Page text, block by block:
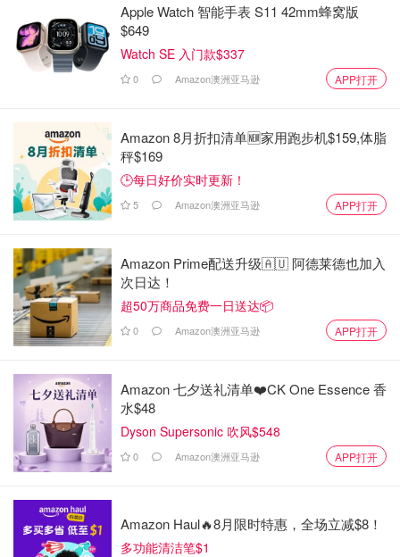
Apple Watch 智能手表 S11 42mm蜂窝版
$649
Watch SE 入门款$337
0 Amazon澳洲亚马逊 APP打开
Amazon 8月折扣清单🆕家用跑步机$159,体脂
秤$169
🕒每日好价实时更新！
5 Amazon澳洲亚马逊 APP打开
Amazon Prime配送升级🇦🇺 阿德莱德也加入
次日达！
超50万商品免费一日送达📦
0 Amazon澳洲亚马逊 APP打开
Amazon 七夕送礼清单❤️CK One Essence 香
水$48
Dyson Supersonic 吹风$548
0 Amazon澳洲亚马逊 APP打开
Amazon Haul🔥8月限时特惠，全场立减$8！
多功能清洁笔$1